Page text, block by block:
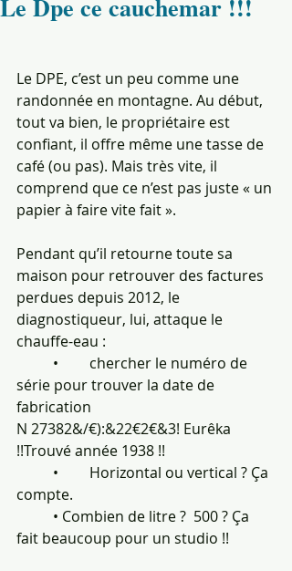
Le Dpe ce cauchemar !!!
Le DPE, c’est un peu comme une
randonnée en montagne. Au début,
tout va bien, le propriétaire est
confiant, il offre même une tasse de
café (ou pas). Mais très vite, il
comprend que ce n’est pas juste « un
papier à faire vite fait ».
Pendant qu’il retourne toute sa
maison pour retrouver des factures
perdues depuis 2012, le
diagnostiqueur, lui, attaque le
chauffe-eau :
série pour trouver la date de
fabrication
N 27382&/€):&22€2€&3! Eurêka
!!Trouvé année 1938 !!
compte.
fait beaucoup pour un studio !!